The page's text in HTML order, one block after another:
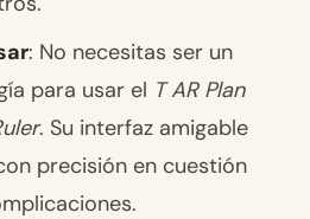
: No necesitas ser un
para usar el T AR Plan
. Su interfaz amigable
precisión en cuestión